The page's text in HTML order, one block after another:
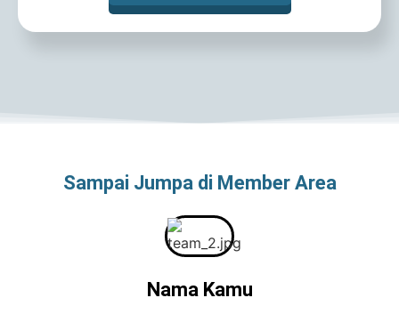
Sampai Jumpa di Member Area
Nama Kamu